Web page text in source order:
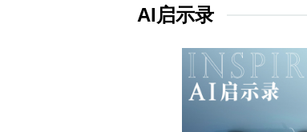
AI启示录